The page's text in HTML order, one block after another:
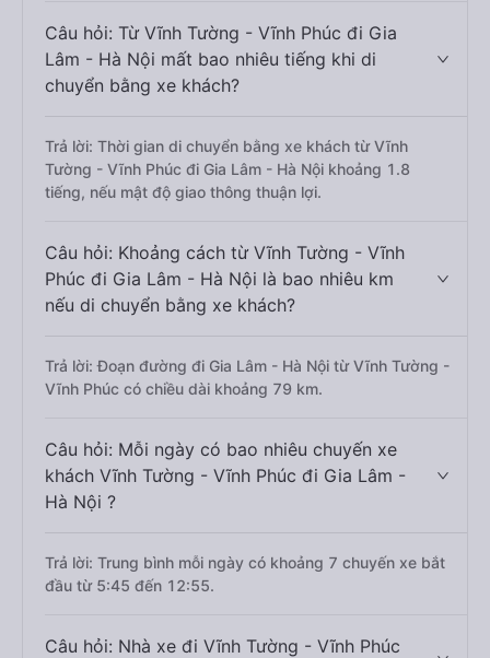
Câu hỏi: Từ Vĩnh Tường - Vĩnh Phúc đi Gia
Lâm - Hà Nội mất bao nhiêu tiếng khi di
chuyển bằng xe khách?
Trả lời: Thời gian di chuyển bằng xe khách từ Vĩnh
Tường - Vĩnh Phúc đi Gia Lâm - Hà Nội khoảng 1.8
tiếng, nếu mật độ giao thông thuận lợi.
Câu hỏi: Khoảng cách từ Vĩnh Tường - Vĩnh
Phúc đi Gia Lâm - Hà Nội là bao nhiêu km
nếu di chuyển bằng xe khách?
Trả lời: Đoạn đường đi Gia Lâm - Hà Nội từ Vĩnh Tường -
Vĩnh Phúc có chiều dài khoảng 79 km.
Câu hỏi: Mỗi ngày có bao nhiêu chuyến xe
khách Vĩnh Tường - Vĩnh Phúc đi Gia Lâm -
Hà Nội ?
Trả lời: Trung bình mỗi ngày có khoảng 7 chuyến xe bắt
đầu từ 5:45 đến 12:55.
Câu hỏi: Nhà xe đi Vĩnh Tường - Vĩnh Phúc